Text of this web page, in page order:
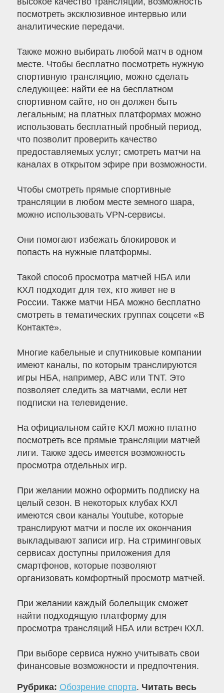
посмотреть эксклюзивное интервью или
аналитические передачи.
Также можно выбирать любой матч в одном
месте. Чтобы бесплатно посмотреть нужную
спортивную трансляцию, можно сделать
следующее: найти ее на бесплатном
спортивном сайте, но он должен быть
легальным; на платных платформах можно
использовать бесплатный пробный период,
что позволит проверить качество
предоставляемых услуг; смотреть матчи на
каналах в открытом эфире при возможности.
Чтобы смотреть прямые спортивные
трансляции в любом месте земного шара,
можно использовать VPN-сервисы.
Они помогают избежать блокировок и
попасть на нужные платформы.
Такой способ просмотра матчей НБА или
КХЛ подходит для тех, кто живет не в
России. Также матчи НБА можно бесплатно
смотреть в тематических группах соцсети «В
Контакте».
Многие кабельные и спутниковые компании
имеют каналы, по которым транслируются
игры НБА, например, ABC или TNT. Это
позволяет следить за матчами, если нет
подписки на телевидение.
На официальном сайте КХЛ можно платно
посмотреть все прямые трансляции матчей
лиги. Также здесь имеется возможность
просмотра отдельных игр.
При желании можно оформить подписку на
целый сезон. В некоторых клубах КХЛ
имеются свои каналы Youtube, которые
транслируют матчи и после их окончания
выкладывают записи игр. На стриминговых
сервисах доступны приложения для
смартфонов, которые позволяют
организовать комфортный просмотр матчей.
При желании каждый болельщик сможет
найти подходящую платформу для
просмотра трансляций НБА или встреч КХЛ.
При выборе сервиса нужно учитывать свои
финансовые возможности и предпочтения.
Рубрика: Обозрение спорта. Читать весь